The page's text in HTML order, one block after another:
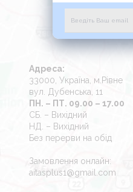
Адреса:
33000, Україна, м.Рівне
вул. Дубенська, 11
ПН. – ПТ. 09.00 – 17.00
СБ. – Вихідний
НД. – Вихідний
Без перерви на обід
Замовлення онлайн:
aitasplus1@gmail.com